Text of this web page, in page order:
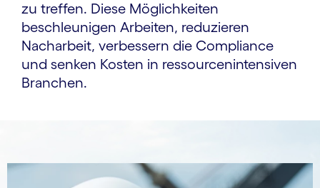
zu treffen. Diese Möglichkeiten
beschleunigen Arbeiten, reduzieren
Nacharbeit, verbessern die Compliance
und senken Kosten in ressourcenintensiven
Branchen.